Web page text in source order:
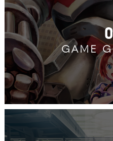
GAME